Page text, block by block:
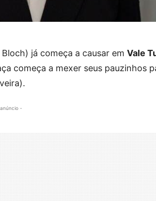
já começa a causar em Vale
começa a mexer seus pauzinhos
-